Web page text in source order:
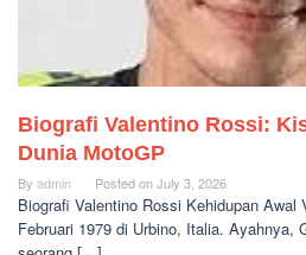
Biografi Valentino Rossi:
Dunia MotoGP
By admin Posted onJuly 3, 2026
Biografi Valentino Rossi Kehidupan Awal
Februari 1979 di Urbino, Italia. Ayahnya,